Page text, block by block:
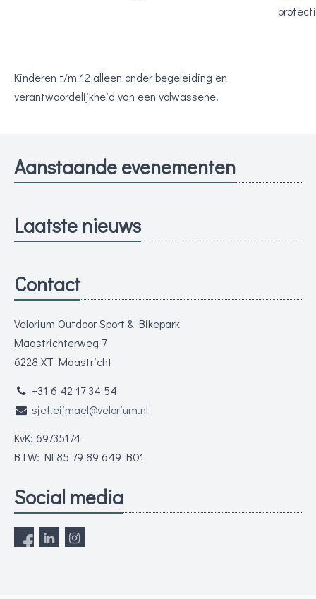
Kinderen t/m 12 alleen onder begeleiding en
verantwoordelijkheid van een volwassene.​​​​​​​
Aanstaande evenementen
Laatste nieuws
Contact
Velorium Outdoor Sport & Bikepark
Maastrichterweg 7
6228 XT Maastricht
+31 6 42 17 34 54
sjef.eijmael@velorium.nl
KvK: 69735174
BTW: NL85 79 89 649 B01
Social media